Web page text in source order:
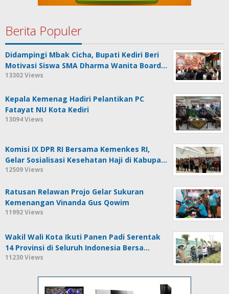
Berita Populer
Didampingi Mbak Cicha, Bupati Kediri Beri
Motivasi Siswa SMA Dharma Wanita Board…
13302 Views
Kepala Kemenag Hadiri Pelantikan PC
Fatayat NU Kota Kediri
13094 Views
Komisi IX DPR RI Bersama Kemenkes RI,
Gelar Sosialisasi Kesehatan Haji di Kabupa…
12509 Views
Ratusan Relawan Projo Gelar Sukuran
Kemenangan Vinanda Gus Qowim
11992 Views
Wakil Wali Kota Ikuti Panen Padi Serentak
14 Provinsi di Seluruh Indonesia Bersa…
11230 Views